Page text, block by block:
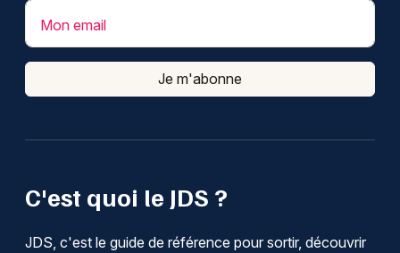
C'est quoi le JDS ?
JDS, c'est le guide de référence pour sortir, découvrir
Mon email
Je m'abonne